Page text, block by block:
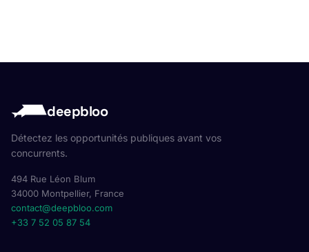
deepbloo
Détectez les opportunités publiques avant vos
concurrents.
494 Rue Léon Blum
34000 Montpellier, France
contact@deepbloo.com
+33 7 52 05 87 54